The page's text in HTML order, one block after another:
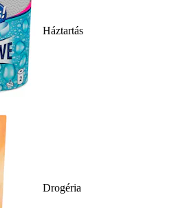
Háztartás
Drogéria